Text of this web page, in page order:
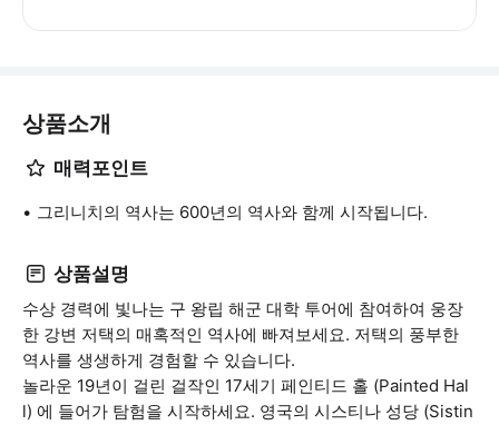
상품소개
매력포인트
그리니치의 역사는 600년의 역사와 함께 시작됩니다.
상품설명
수상 경력에 빛나는 구 왕립 해군 대학 투어에 참여하여 웅장
한 강변 저택의 매혹적인 역사에 빠져보세요. 저택의 풍부한
역사를 생생하게 경험할 수 있습니다.
놀라운 19년이 걸린 걸작인 17세기 페인티드 홀 (Painted Hal
l) 에 들어가 탐험을 시작하세요. 영국의 시스티나 성당 (Sistin